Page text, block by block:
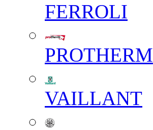
FERROLI
PROTHERM
VAILLANT